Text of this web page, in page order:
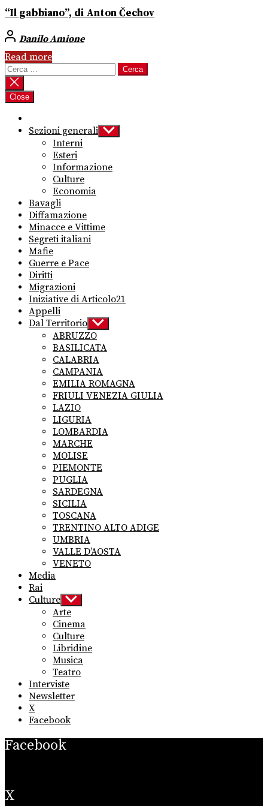
“Il gabbiano”, di Anton Čechov
Danilo Amione
Read more
Ricerca
per:
Close
Sezioni generali Show
sub
Interni
Esteri
Informazione
Culture
Economia
Bavagli
Diffamazione
Minacce e Vittime
Segreti italiani
Mafie
Guerre e Pace
Diritti
Migrazioni
Iniziative di Articolo21
Appelli
Dal Territorio Show
sub
menu
ABRUZZO
BASILICATA
CALABRIA
CAMPANIA
EMILIA ROMAGNA
FRIULI VENEZIA GIULIA
LAZIO
LIGURIA
LOMBARDIA
MARCHE
MOLISE
PIEMONTE
PUGLIA
SARDEGNA
SICILIA
TOSCANA
TRENTINO ALTO ADIGE
UMBRIA
VALLE D’AOSTA
VENETO
Media
Rai
Culture Show
sub
menu
Arte
Cinema
Culture
Libridine
Musica
Teatro
Interviste
Newsletter
X
Facebook
Facebook
X